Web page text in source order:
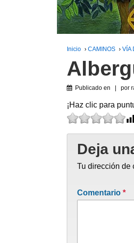
Inicio › CAMINOS › VÍA
Publicado en por
¡Haz clic para
Deja
Tu dirección de
Comentario *